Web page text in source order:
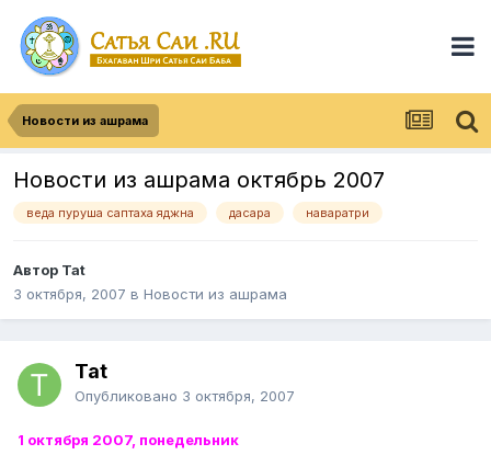
Новости из ашрама
Новости из ашрама октябрь 2007
веда пуруша саптаха яджна дасара наваратри
Автор Tat
3 октября, 2007 в Новости из ашрама
Tat
Опубликовано 3 октября, 2007
1 октября 2007, понедельник